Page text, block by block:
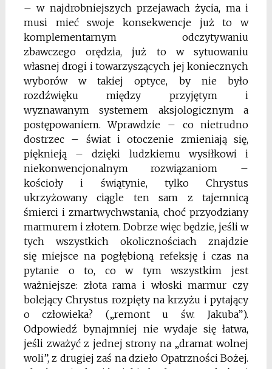
– w najdrobniejszych przejawach życia, ma i
musi mieć swoje konsekwencje jużto w
komplementarnym odczytywaniu
zbawczegoorędzia, już to w sytuowaniu
własnej drogi i towarzyszących jej koniecznych
wyborów w takiej optyce, by nie było
rozdźwięku między przyjętym i
wyznawanymsystemem aksjologicznym a
postępowaniem. Wprawdzie – co nietrudno
dostrzec – świat i otoczenie zmieniają się,
pięknieją – dzięki ludzkiemu wysiłkowii
niekonwencjonalnym rozwiązaniom –
kościołyi świątynie, tylko Chrystus
ukrzyżowany ciągle tensam z tajemnicą
śmierci i zmartwychwstania, choćprzyodziany
marmurem i złotem. Dobrze więc będzie,jeśli w
tych wszystkich okolicznościach znajdzie
sięmiejsce na pogłębioną refeksję i czas na
pytanie o to, co w tym wszystkim jest
ważniejsze: złota rama i włoski marmur czy
bolejący Chrystus rozpięty na krzyżu i pytający
o człowieka? („remont u św. Jakuba”).
Odpowiedź bynajmniej nie wydaje się łatwa,
jeśli zważyć z jednej strony na „dramat wolnej
woli”, z drugiej zaś na dzieło Opatrzności Bożej.